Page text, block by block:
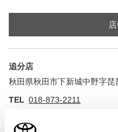
追分店
秋田県秋田市下新城中野字琵
TEL 018-873-2211